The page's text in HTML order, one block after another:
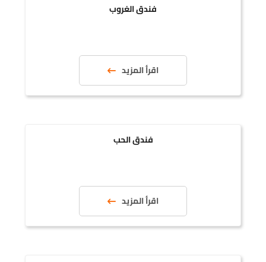
فندق الغروب
اقرأ المزيد
فندق الحب
اقرأ المزيد